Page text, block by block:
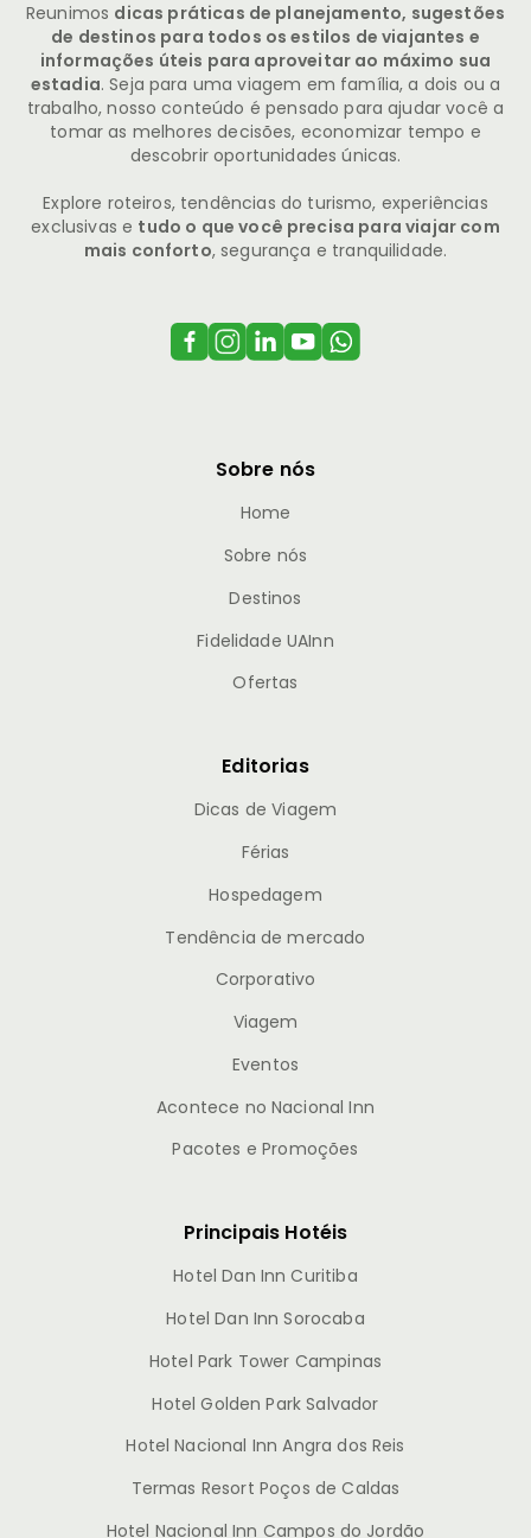
Reunimos dicas práticas de planejamento, sugestões
de destinos para todos os estilos de viajantes e
informações úteis para aproveitar ao máximo sua
estadia. Seja para uma viagem em família, a dois ou a
trabalho, nosso conteúdo é pensado para ajudar você a
tomar as melhores decisões, economizar tempo e
descobrir oportunidades únicas.
Explore roteiros, tendências do turismo, experiências
exclusivas e tudo o que você precisa para viajar com
mais conforto, segurança e tranquilidade.
Sobre nós
Home
Sobre nós
Destinos
Fidelidade UAInn
Ofertas
Editorias
Dicas de Viagem
Férias
Hospedagem
Tendência de mercado
Corporativo
Viagem
Eventos
Acontece no Nacional Inn
Pacotes e Promoções
Principais Hotéis
Hotel Dan Inn Curitiba
Hotel Dan Inn Sorocaba
Hotel Park Tower Campinas
Hotel Golden Park Salvador
Hotel Nacional Inn Angra dos Reis
Termas Resort Poços de Caldas
Hotel Nacional Inn Campos do Jordão